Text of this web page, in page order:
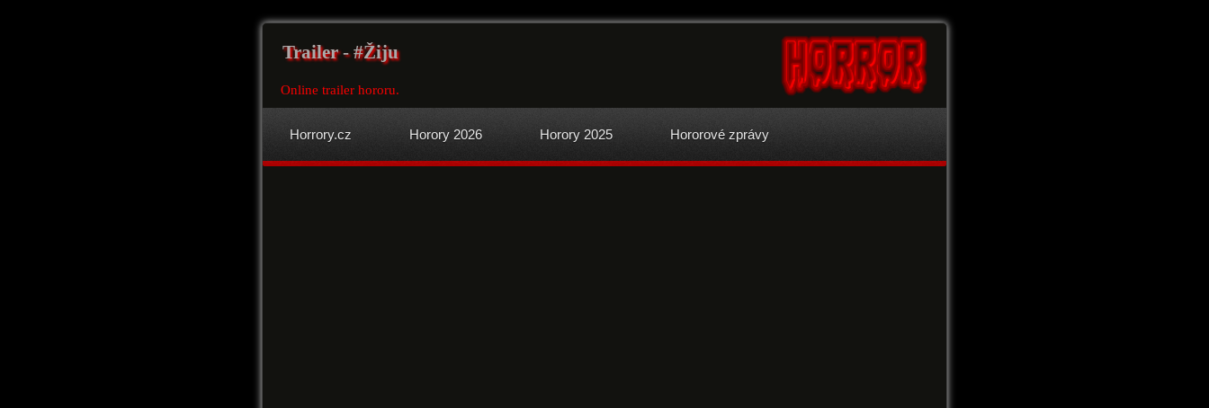
Trailer - #Žiju
Online trailer hororu.
Horrory.cz Horory 2026 Horory 2025 Hororové zprávy